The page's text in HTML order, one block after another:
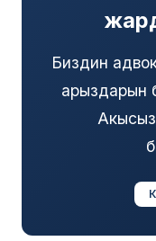
Биздин
арыздарын